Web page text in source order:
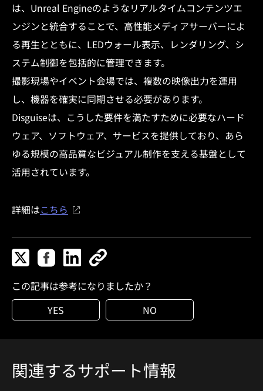
は、Unreal Engineのようなリアルタイムコンテンツエ
ンジンと統合することで、高性能メディアサーバーによ
る再生とともに、LEDウォール表示、レンダリング、シ
ステム制御を包括的に管理できます。
撮影現場やイベント会場では、複数の映像出力を運用
し、機器を確実に同期させる必要があります。
Disguiseは、こうした要件を満たすために必要なハード
ウェア、ソフトウェア、サービスを提供しており、あら
ゆる規模の高品質なビジュアル制作を支える基盤として
活用されています。​
詳細はこちら
この記事は参考になりましたか？
YES
NO
関連するサポート情報